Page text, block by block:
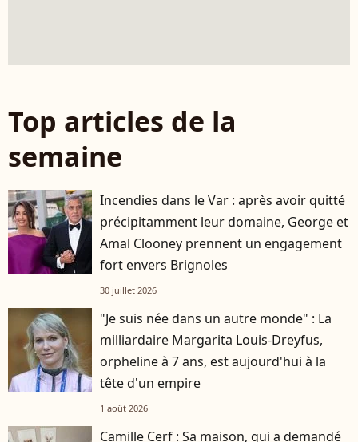
Top articles de la
semaine
Incendies dans le Var : après avoir quitté
précipitamment leur domaine, George et
Amal Clooney prennent un engagement
fort envers Brignoles
30 juillet 2026
"Je suis née dans un autre monde" : La
milliardaire Margarita Louis-Dreyfus,
orpheline à 7 ans, est aujourd'hui à la
tête d'un empire
1 août 2026
Camille Cerf : Sa maison, qui a demandé